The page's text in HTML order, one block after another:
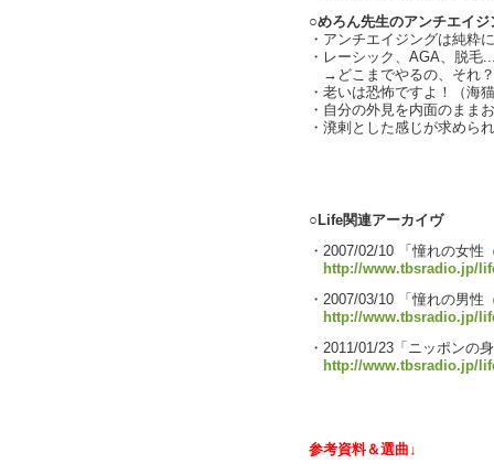
○めろん先生のアンチエイ
・アンチエイジングは純粋
・レーシック、AGA、脱毛
→どこまでやるの、それ
・老いは恐怖ですよ！（海
・自分の外見を内面のまま
・溌剌とした感じが求めら
○Life関連アーカイヴ
・2007/02/10 「憧れの女性
http://www.tbsradio.jp/
・2007/03/10 「憧れの男
http://www.tbsradio.jp/
・2011/01/23「ニッポンの
http://www.tbsradio.jp/
参考資料＆選曲↓